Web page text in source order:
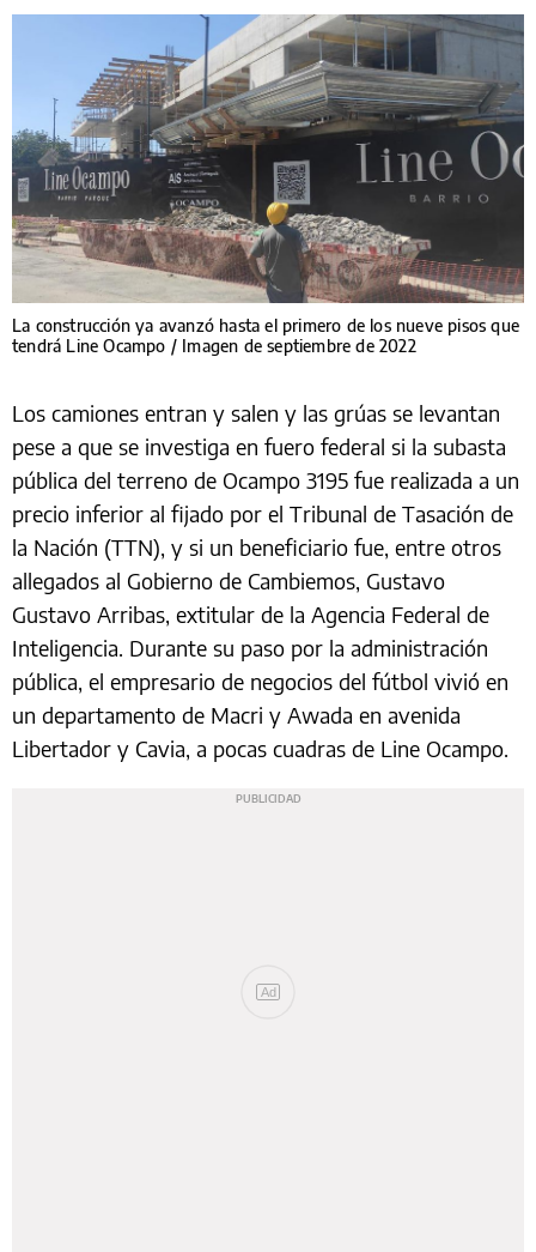
La construcción ya avanzó hasta el primero de los nueve pisos que
tendrá Line Ocampo / Imagen de septiembre de 2022
Los camiones entran y salen y las grúas se levantan
pese a que se investiga en fuero federal si la subasta
pública del terreno de Ocampo 3195 fue realizada a un
precio inferior al fijado por el Tribunal de Tasación de
la Nación (TTN), y si un beneficiario fue, entre otros
allegados al Gobierno de Cambiemos, Gustavo
Gustavo Arribas, extitular de la Agencia Federal de
Inteligencia. Durante su paso por la administración
pública, el empresario de negocios del fútbol vivió en
un departamento de Macri y Awada en avenida
Libertador y Cavia, a pocas cuadras de Line Ocampo.
Ad